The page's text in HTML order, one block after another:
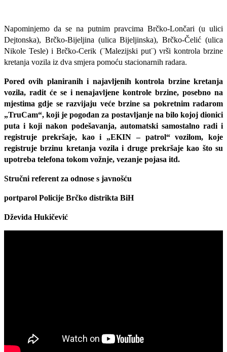
Napominjemo da se na putnim pravcima Brčko-Lončari (u ulici
Dejtonska), Brčko-Bijeljina (ulica Bijeljinska), Brčko-Čelić (ulica
Nikole Tesle) i Brčko-Cerik (¨Malezijski put¨) vrši kontrola brzine
kretanja vozila iz dva smjera pomoću stacionarnih radara.
Pored ovih planiranih i najavljenih kontrola brzine kretanja
vozila, radit će se i nenajavljene kontrole brzine, posebno na
mjestima gdje se razvijaju veće brzine sa pokretnim radarom
„TruCam“, koji je pogodan za postavljanje na bilo kojoj dionici
puta i koji nakon podešavanja, automatski samostalno radi i
registruje prekršaje, kao i „EKIN – patrol“ vozilom, koje
registruje brzinu kretanja vozila i druge prekršaje kao što su
upotreba telefona tokom vožnje, vezanje pojasa itd.
Stručni referent za odnose s javnošću
portparol Policije Brčko distrikta BiH
Dževida Hukičević